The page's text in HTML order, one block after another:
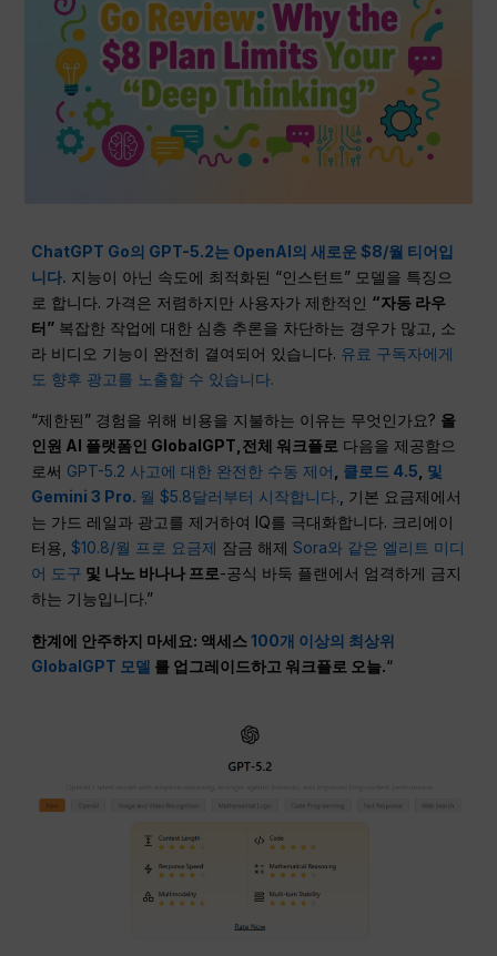
ChatGPT Go의 GPT-5.2는 OpenAI의 새로운 $8/월 티어입
니다. 지능이 아닌 속도에 최적화된 “인스턴트” 모델을 특징으
로 합니다. 가격은 저렴하지만 사용자가 제한적인 “자동 라우
터” 복잡한 작업에 대한 심층 추론을 차단하는 경우가 많고, 소
라 비디오 기능이 완전히 결여되어 있습니다. 유료 구독자에게
도 향후 광고를 노출할 수 있습니다.
“제한된” 경험을 위해 비용을 지불하는 이유는 무엇인가요? 올
인원 AI 플랫폼인 GlobalGPT, 전체 워크플로 다음을 제공함으
로써 GPT-5.2 사고에 대한 완전한 수동 제어 클로드 4.5 및
Gemini 3 Pro. 월 $5.8달러부터 시작합니다. , 기본 요금제에서
는 가드 레일과 광고를 제거하여 IQ를 극대화합니다. 크리에이
터용,$10.8/월 프로 요금제 잠금 해제Sora와 같은 엘리트 미디
어 도구 및 나노 바나나 프로-공식 바둑 플랜에서 엄격하게 금지
하는 기능입니다.”
한계에 안주하지 마세요: 액세스100개 이상의 최상위
GlobalGPT 모델 를 업그레이드하고 워크플로 오늘.“